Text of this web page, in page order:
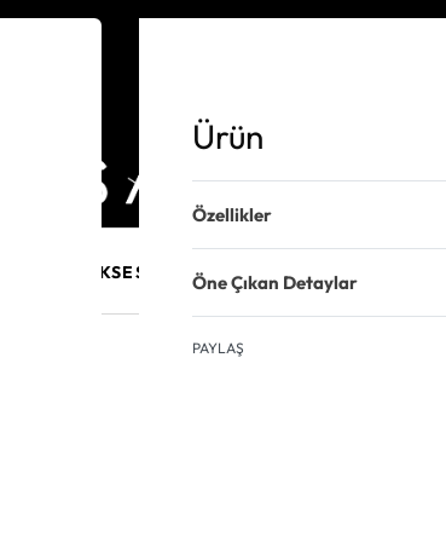
PURO AKSESUARLARI KALEM VE AKSESUAR
Ürün
Özellikler
Öne Çıkan Detaylar
PAYLAŞ